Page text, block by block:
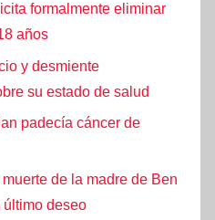
formalmente eliminar
años
y desmiente
su estado de salud
padecía cáncer de
de la madre de Ben
último deseo